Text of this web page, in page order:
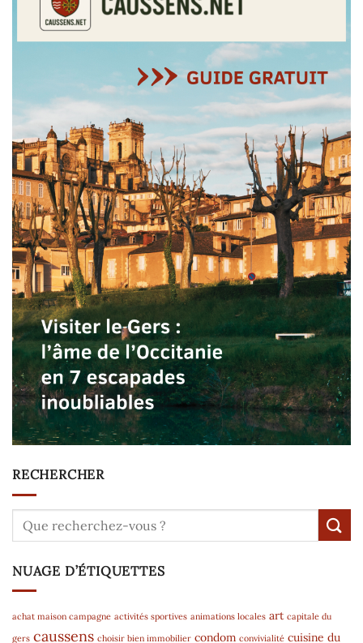
RECHERCHER
NUAGE D’ÉTIQUETTES
achat maison campagne activités sportives animations locales art capitale du
gers caussens choisir bien immobilier condom convivialité cuisine du